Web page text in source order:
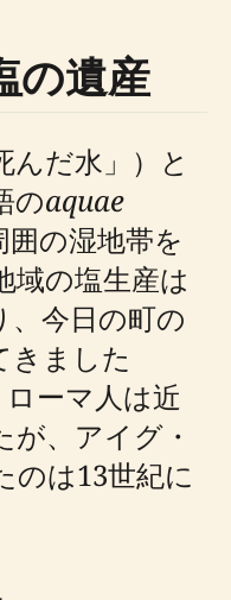
の遺産
んだ水」）と
のaquae
の湿地帯を
域の塩生産は
、今日の町の
きました
ローマ人は近
が、アイグ・
のは13世紀に